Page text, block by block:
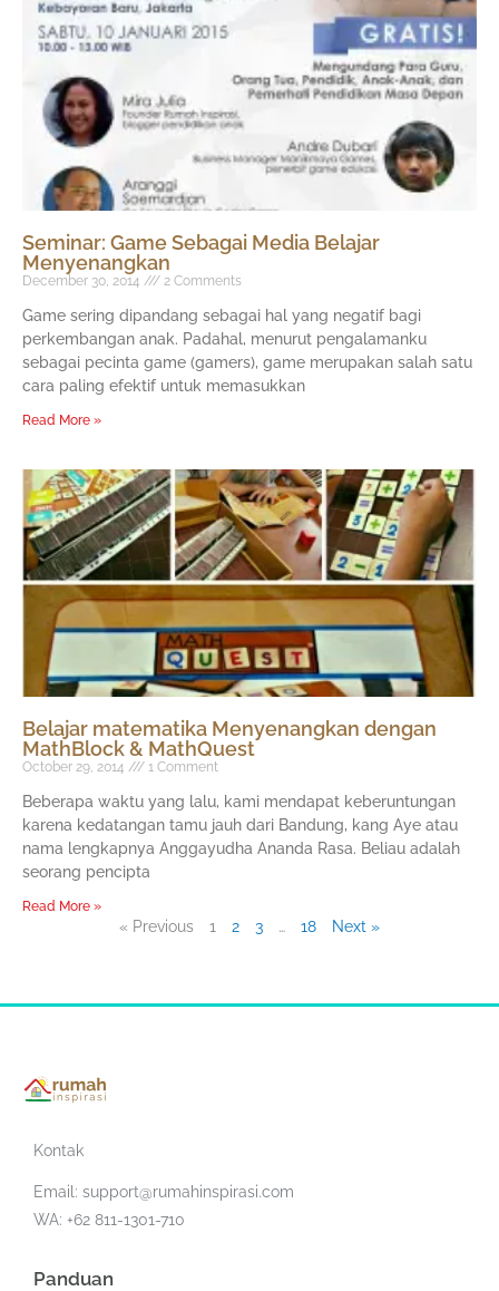
Seminar: Game Sebagai Media Belajar
Menyenangkan
December 30, 2014 2 Comments
Game sering dipandang sebagai hal yang negatif bagi
perkembangan anak. Padahal, menurut pengalamanku
sebagai pecinta game (gamers), game merupakan salah satu
cara paling efektif untuk memasukkan
Read More »
Belajar matematika Menyenangkan dengan
MathBlock & MathQuest
October 29, 2014 1 Comment
Beberapa waktu yang lalu, kami mendapat keberuntungan
karena kedatangan tamu jauh dari Bandung, kang Aye atau
nama lengkapnya Anggayudha Ananda Rasa. Beliau adalah
seorang pencipta
Read More »
« Previous 1 2 3 … 18 Next »
Kontak
Email: support@rumahinspirasi.com
WA: +62 811-1301-710
Panduan